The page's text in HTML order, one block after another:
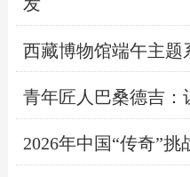
西藏博物馆端午主题
青年匠人巴桑德吉：
2026年中国“传奇”